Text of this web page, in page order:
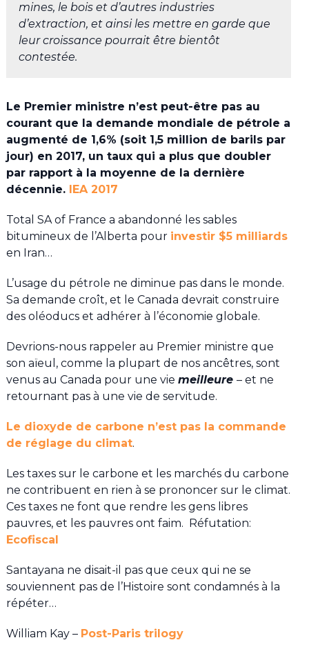
mines, le bois et d’autres industries
d’extraction, et ainsi les mettre en garde que
leur croissance pourrait être bientôt
contestée.
Le Premier ministre n’est peut-être pas au
courant que la demande mondiale de pétrole a
augmenté de 1,6% (soit 1,5 million de barils par
jour) en 2017, un taux qui a plus que doubler
par rapport à la moyenne de la dernière
décennie. IEA 2017
Total SA of France a abandonné les sables
bitumineux de l’Alberta pour investir $5 milliards
en Iran…
L’usage du pétrole ne diminue pas dans le monde.
Sa demande croît, et le Canada devrait construire
des oléoducs et adhérer à l’économie globale.
Devrions-nous rappeler au Premier ministre que
son aïeul, comme la plupart de nos ancêtres, sont
venus au Canada pour une vie meilleure – et ne
retournant pas à une vie de servitude.
Le dioxyde de carbone n’est pas la commande
de réglage du climat.
Les taxes sur le carbone et les marchés du carbone
ne contribuent en rien à se prononcer sur le climat.
Ces taxes ne font que rendre les gens libres
pauvres, et les pauvres ont faim. Réfutation:
Ecofiscal
Santayana ne disait-il pas que ceux qui ne se
souviennent pas de l’Histoire sont condamnés à la
répéter…
William Kay – Post-Paris trilogy